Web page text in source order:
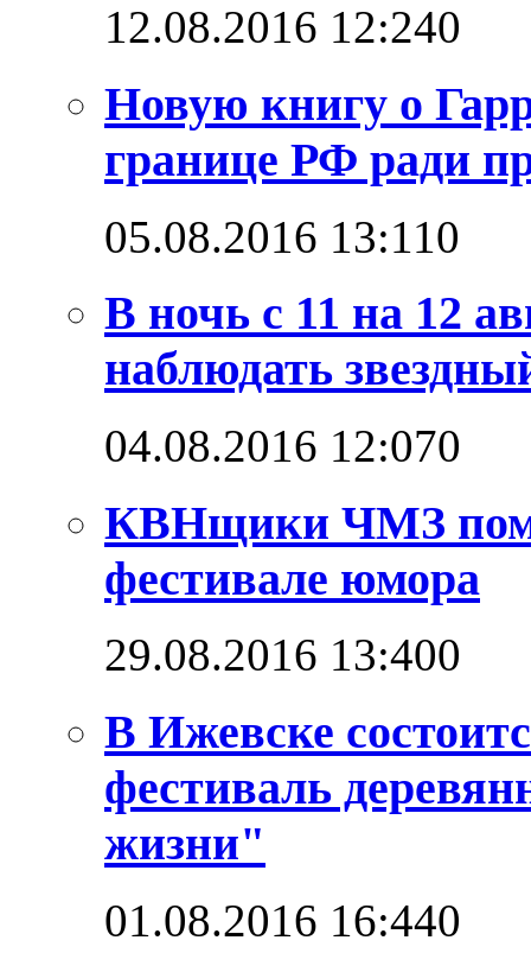
12.08.2016 12:240
Новую книгу о
границе РФ ради
05.08.2016 13:11 0
В ночь с 11 на 12
наблюдать
04.08.2016 12:070
КВНщики ЧМЗ
фестивале юмора
29.08.2016 13:400
В Ижевске
фестиваль
жизни"
01.08.2016 16:440